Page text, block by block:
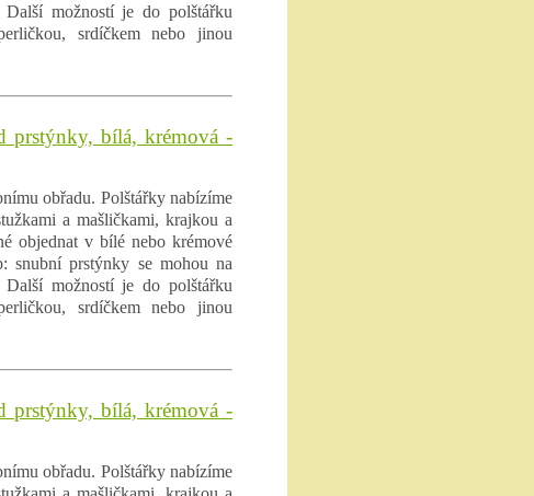
Další možností je do polštářku
srdíčkem nebo jinou
prstýnky, bílá, krémová -
obřadu. Polštářky nabízíme
a mašličkami, krajkou a
objednat v bílé nebo krémové
snubní prstýnky se mohou na
Další možností je do polštářku
srdíčkem nebo jinou
prstýnky, bílá, krémová -
obřadu. Polštářky nabízíme